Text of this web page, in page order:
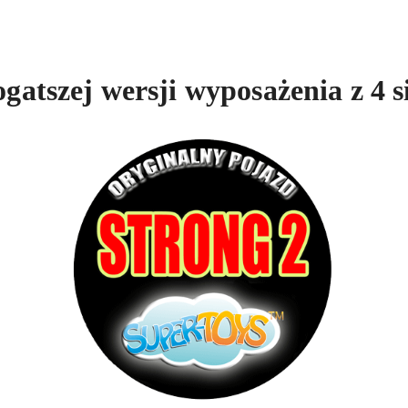
wersji wyposażenia z 4